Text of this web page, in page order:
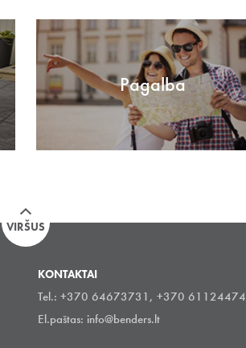
Pagalba
VIRŠUS
KONTAKTAI
Tel.: +370 64673731, +370 61124474
El.paštas: info@benders.lt